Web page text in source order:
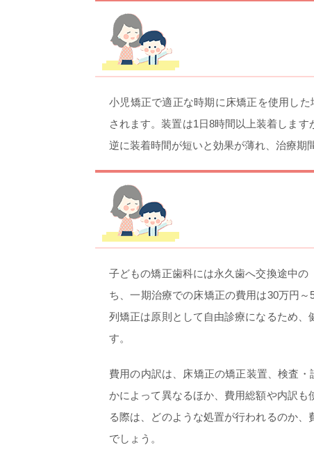
小児矯正で適正な時期に床矯正を使用し
されます。装置は1日8時間以上装着しま
逆に装着時間が短いと効果が薄れ、治療期
子どもの矯正歯科には永久歯へ交換途中の
ち、一期治療での床矯正の費用は30万円
列矯正は原則として自由診療になるため
す。
費用の内訳は、床矯正の矯正装置、検査
かによって異なるほか、費用総額や内訳
る際は、どのような処置が行われるのか
でしょう。